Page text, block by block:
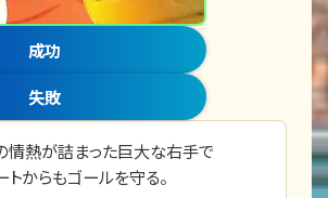
成功
失敗
情熱が詰まった巨大な右手で
トからもゴールを守る。